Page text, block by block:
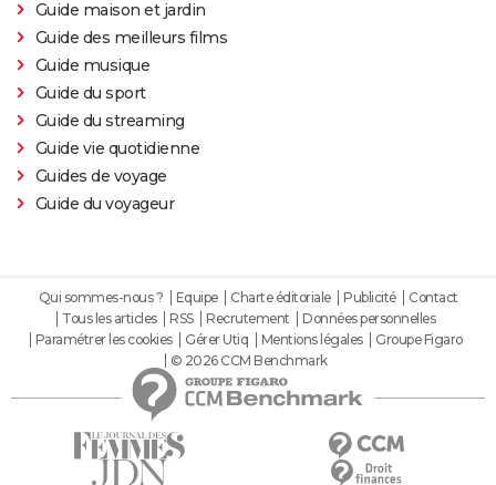
Guide maison et jardin
Guide des meilleurs films
Guide musique
Guide du sport
Guide du streaming
Guide vie quotidienne
Guides de voyage
Guide du voyageur
Qui sommes-nous ? Equipe Charte éditoriale Publicité
Contact
Tous les articles
RSS Recrutement
Données personnelles
Paramétrer les cookies
Gérer Utiq Mentions légales
Groupe Figaro
© 2026 CCM Benchmark